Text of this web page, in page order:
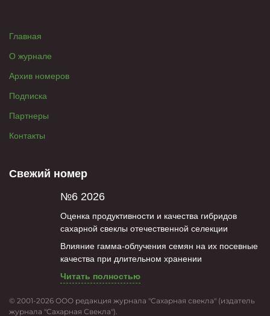
Главная
О журнале
Архив номеров
Подписка
Партнеры
Контакты
Свежий номер
№6 2026
Оценка продуктивности и качества гибридов
сахарной свеклы отечественной селекции
Влияние гамма-облучения семян на их посевные
качества при длительном хранении
Читать полностью
© 2001-2026 ООО редакция журнала "Сахарная свекла" (издатель
журнала "Сахарная Свекла").